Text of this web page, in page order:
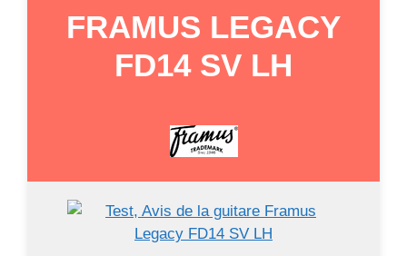
FRAMUS LEGACY
FD14 SV LH